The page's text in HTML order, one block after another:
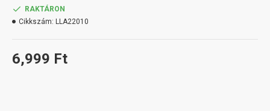
6,999 Ft
RAKTÁRON
Cikkszám: LLA22010